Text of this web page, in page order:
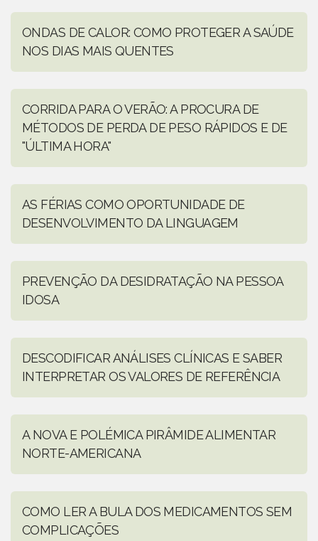
ONDAS DE CALOR: COMO PROTEGER A SAÚDE
NOS DIAS MAIS QUENTES
CORRIDA PARA O VERÃO: A PROCURA DE
MÉTODOS DE PERDA DE PESO RÁPIDOS E DE
"ÚLTIMA HORA"
AS FÉRIAS COMO OPORTUNIDADE DE
DESENVOLVIMENTO DA LINGUAGEM
PREVENÇÃO DA DESIDRATAÇÃO NA PESSOA
IDOSA
DESCODIFICAR ANÁLISES CLÍNICAS E SABER
INTERPRETAR OS VALORES DE REFERÊNCIA
A NOVA E POLÉMICA PIRÂMIDE ALIMENTAR
NORTE-AMERICANA
COMO LER A BULA DOS MEDICAMENTOS SEM
COMPLICAÇÕES